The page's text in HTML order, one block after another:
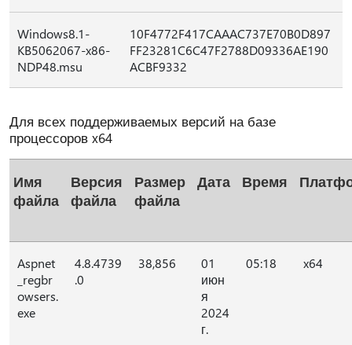
Windows8.1-
KB5062067-x86-
NDP48.msu
10F4772F417CAAAC737E70B0D897
FF23281C6C47F2788D09336AE190
ACBF9332
Для всех поддерживаемых версий на базе
процессоров x64
Имя
файла
Версия
файла
Размер
файла
Дата Время
Aspnet
_regbr
owsers.
exe
4.8.4739
.0
38,856
01
июн
я
2024
г.
05:18 x64